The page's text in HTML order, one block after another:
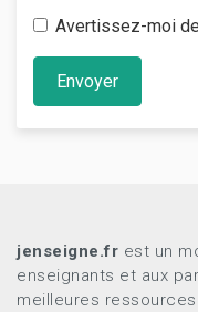
Avertissez-moi
Envoyer
jenseigne.fr est un
enseignants et aux
meilleures